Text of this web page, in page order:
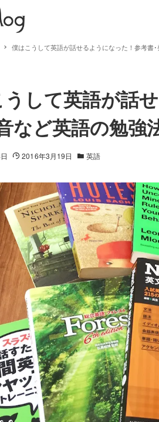
僕はこうして英語が話せるようになった！参考書
して英語が話
など英語の勉強
2016年3月19日 英語